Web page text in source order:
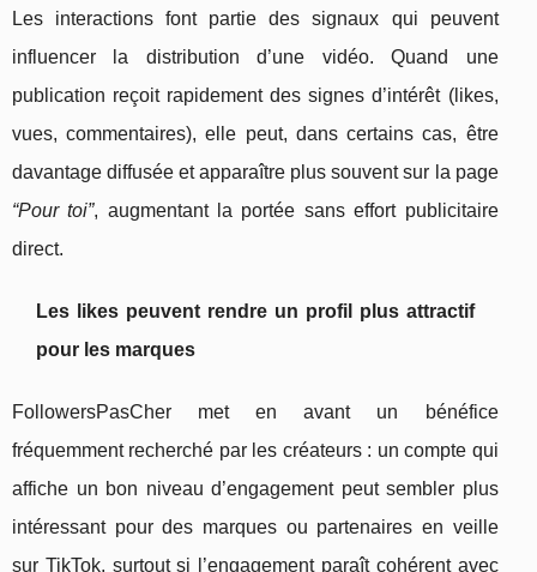
Les interactions font partie des signaux qui peuvent
influencer la distribution d’une vidéo. Quand une
publication reçoit rapidement des signes d’intérêt (likes,
vues, commentaires), elle peut, dans certains cas, être
davantage diffusée et apparaître plus souvent sur la page
“Pour toi”, augmentant la portée sans effort publicitaire
direct.
Les likes peuvent rendre un profil plus attractif
pour les marques
FollowersPasCher met en avant un bénéfice
fréquemment recherché par les créateurs : un compte qui
affiche un bon niveau d’engagement peut sembler plus
intéressant pour des marques ou partenaires en veille
sur TikTok, surtout si l’engagement paraît cohérent avec